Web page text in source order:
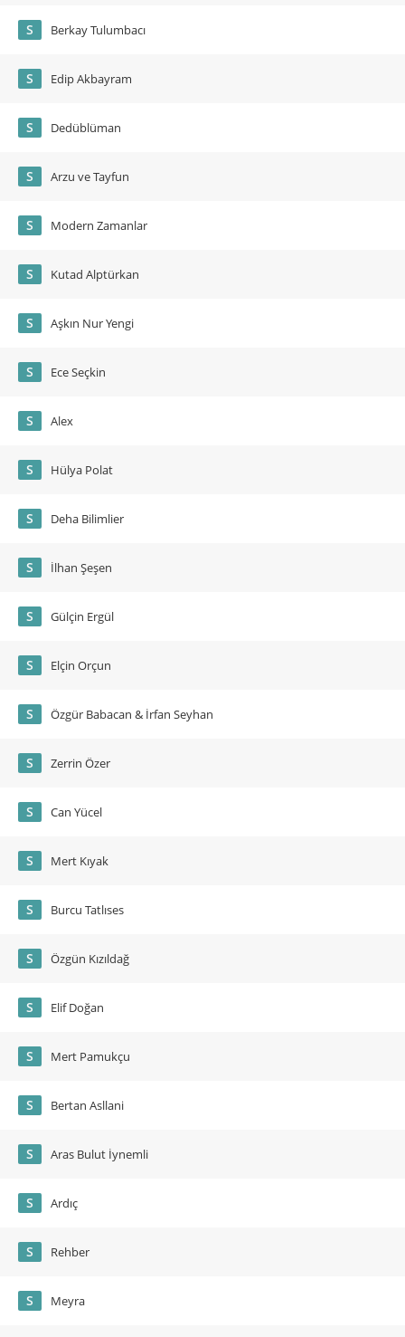
S Berkay Tulumbacı
S Edip Akbayram
S Dedüblüman
S Arzu ve Tayfun
S Modern Zamanlar
S Kutad Alptürkan
S Aşkın Nur Yengi
S Ece Seçkin
S Alex
S Hülya Polat
S Deha Bilimlier
S İlhan Şeşen
S Gülçin Ergül
S Elçin Orçun
S Özgür Babacan & İrfan Seyhan
S Zerrin Özer
S Can Yücel
S Mert Kıyak
S Burcu Tatlıses
S Özgün Kızıldağ
S Elif Doğan
S Mert Pamukçu
S Bertan Asllani
S Aras Bulut İynemli
S Ardıç
S Rehber
S Meyra